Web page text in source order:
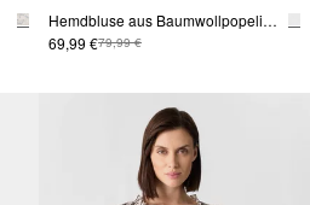
Hemdbluse aus Baumwollpopeline mit Schmuckdetails
69,99 €79,99 €